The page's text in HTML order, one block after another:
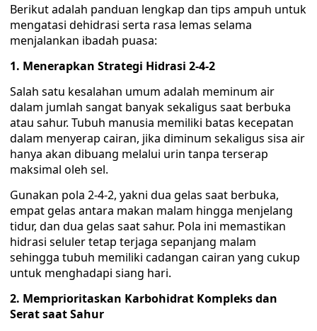
Berikut adalah panduan lengkap dan tips ampuh untuk
mengatasi dehidrasi serta rasa lemas selama
menjalankan ibadah puasa:
1. Menerapkan Strategi Hidrasi 2-4-2
Salah satu kesalahan umum adalah meminum air
dalam jumlah sangat banyak sekaligus saat berbuka
atau sahur. Tubuh manusia memiliki batas kecepatan
dalam menyerap cairan, jika diminum sekaligus sisa air
hanya akan dibuang melalui urin tanpa terserap
maksimal oleh sel.
Gunakan pola 2-4-2, yakni dua gelas saat berbuka,
empat gelas antara makan malam hingga menjelang
tidur, dan dua gelas saat sahur. Pola ini memastikan
hidrasi seluler tetap terjaga sepanjang malam
sehingga tubuh memiliki cadangan cairan yang cukup
untuk menghadapi siang hari.
2. Memprioritaskan Karbohidrat Kompleks dan
Serat saat Sahur